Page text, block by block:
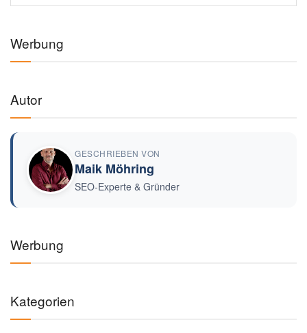
Werbung
Autor
GESCHRIEBEN VON
Maik Möhring
SEO-Experte & Gründer
Werbung
Kategorien